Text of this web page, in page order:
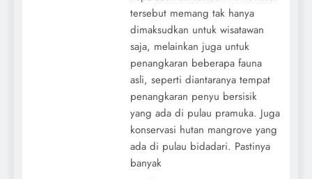
tersebut memang tak hanya
dimaksudkan untuk wisatawan
saja, melainkan juga untuk
penangkaran beberapa fauna
asli, seperti diantaranya tempat
penangkaran penyu bersisik
yang ada di pulau pramuka. Juga
konservasi hutan mangrove yang
ada di pulau bidadari. Pastinya
banyak